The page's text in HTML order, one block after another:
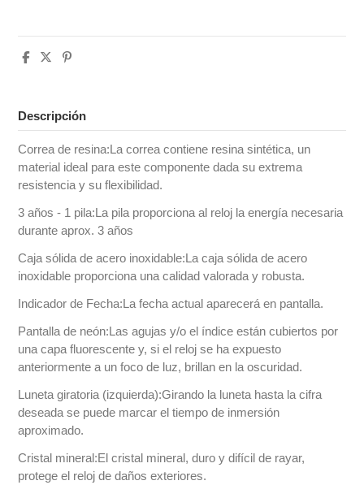
Descripción
Correa de resina:La correa contiene resina sintética, un
material ideal para este componente dada su extrema
resistencia y su flexibilidad.
3 años - 1 pila:La pila proporciona al reloj la energía necesaria
durante aprox. 3 años
Caja sólida de acero inoxidable:La caja sólida de acero
inoxidable proporciona una calidad valorada y robusta.
Indicador de Fecha:La fecha actual aparecerá en pantalla.
Pantalla de neón:Las agujas y/o el índice están cubiertos por
una capa fluorescente y, si el reloj se ha expuesto
anteriormente a un foco de luz, brillan en la oscuridad.
Luneta giratoria (izquierda):Girando la luneta hasta la cifra
deseada se puede marcar el tiempo de inmersión
aproximado.
Cristal mineral:El cristal mineral, duro y difícil de rayar,
protege el reloj de daños exteriores.